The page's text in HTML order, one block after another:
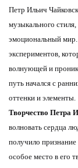
Петр Ильич
музыкального
эмоциональный мир.
экспериментов,
волнующей и
путь начался с
оттенки и элементы.
Творчество Петра
волновать сердца
получило
особое место в его